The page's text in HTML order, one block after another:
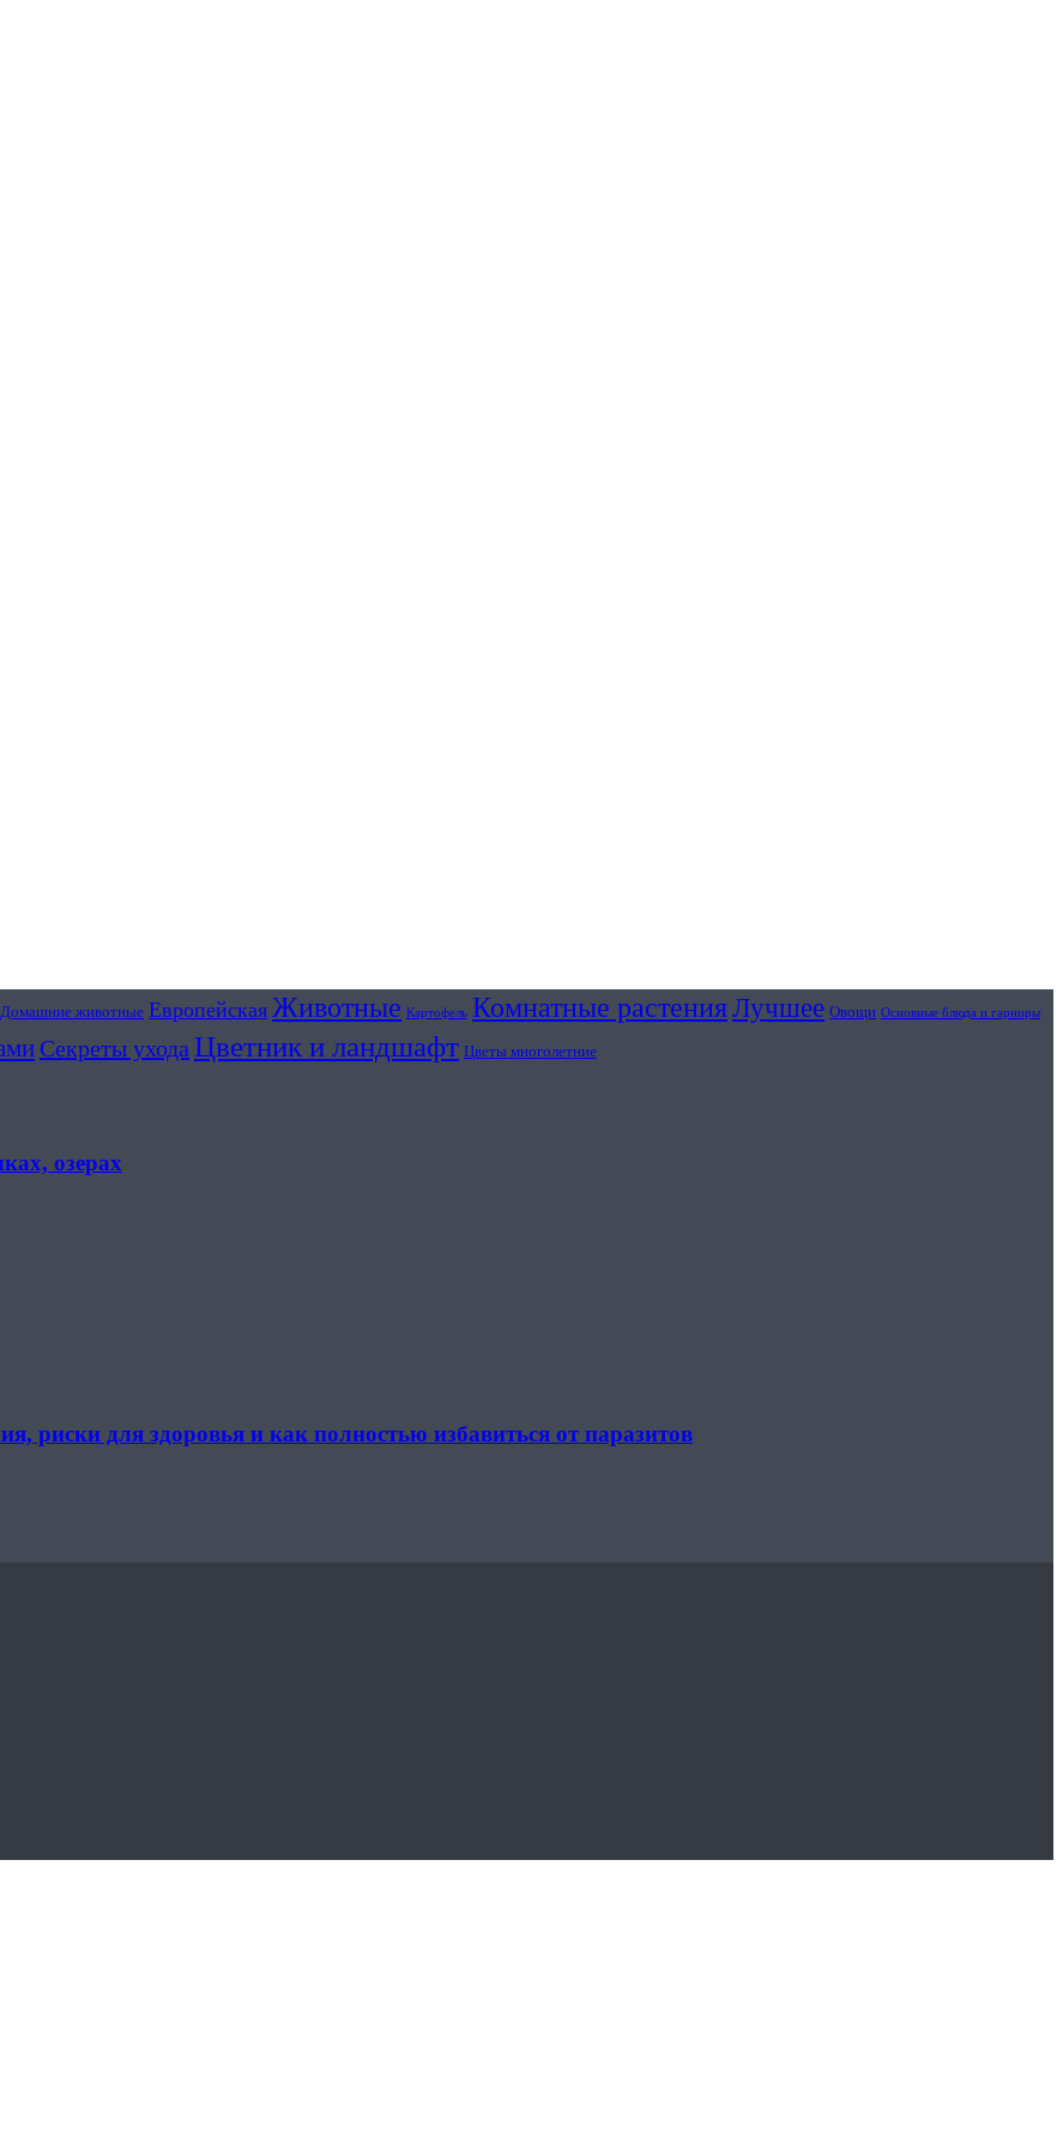
Домашние животные Европейская Животные Картофель Комнатные растенияЛучшее Овощи Основные блюда и гарниры
Секреты ухода Цветник и ландшафт Цветы многолетние
озерах
риски для здоровья и как полностью избавиться от паразитов